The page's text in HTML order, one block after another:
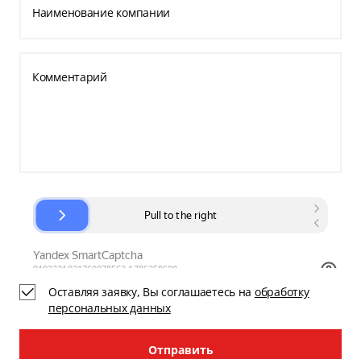
Наименование компании
Комментарий
Оставляя заявку, Вы соглашаетесь на обработку
персональных данных
Отправить